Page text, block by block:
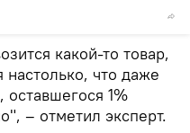
какой-то товар,
настолько, что даже
оставшегося 1%
– отметил эксперт.